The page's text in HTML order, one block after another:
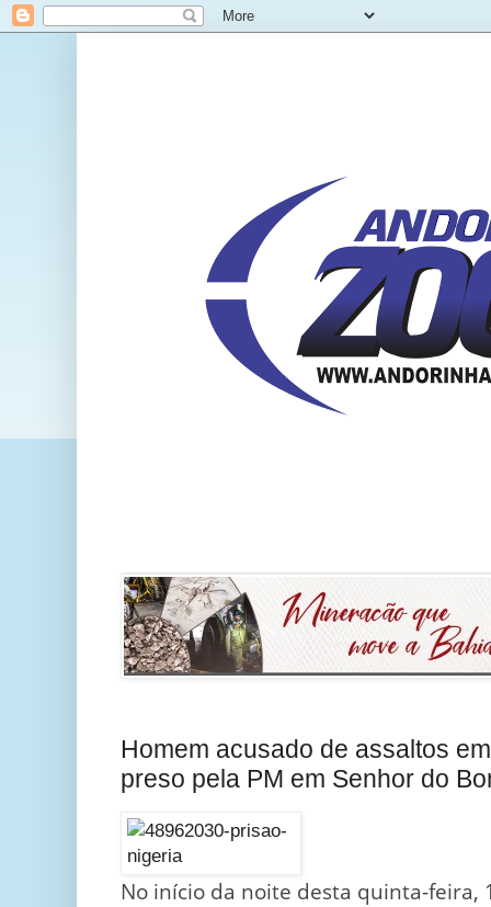
Homem acusado de assaltos
preso pela PM em Senhor do
No início da noite desta quinta-feira,